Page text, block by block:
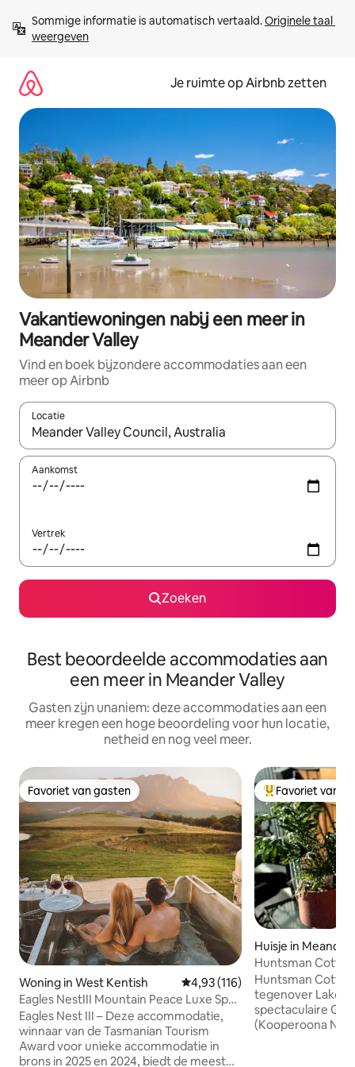
direct
naar
Sommige informatie is automatisch vertaald. Originele taal
weergeven
Je ruimte op Airbnb zetten
Vakantiewoningen nabij een meer in
Meander Valley
Vind en boek bijzondere accommodaties aan een
meer op Airbnb
Locatie
Wanneer er suggesties beschikbaar zijn, maak je een keuze
Aankomst
Vertrek
Zoeken
Best beoordeelde accommodaties aan
een meer in Meander Valley
Gasten zijn unaniem: deze accommodaties aan een
meer kregen een hoge beoordeling voor hun locatie,
netheid en nog veel meer.
Favoriet van gasten
Favoriet van gasten
Woning in West Kentish Gemiddelde beoordeling van
4,93 (116)
Eagles NestIII Mountain Peace Luxe Spa
Farmstay
Eagles Nest III – Deze accommodatie,
winnaar van de Tasmanian Tourism
Award voor unieke accommodatie in
brons in 2025 en 2024, biedt de meest
Topfavoriet van
Favoriet van
Huisje in Meander
Huntsman
Lodge
Huntsman
tegenover Lake
spectaculaire
(Kooperoona